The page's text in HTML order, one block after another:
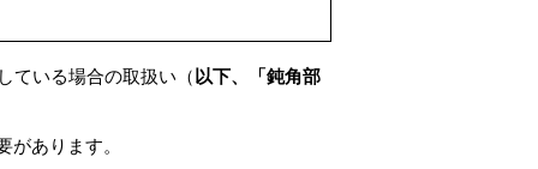
ている場合の取扱い（ 以下、「鈍角部
あります。